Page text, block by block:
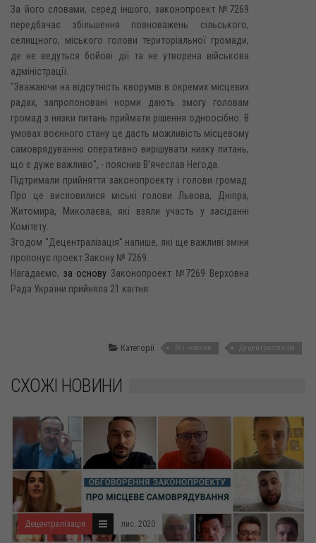
За його словами, серед іншого, законопроект №7269
передбачає збільшення повноважень сільського,
селищного, міського голови територіальної громади,
де не ведуться бойові дії та не утворена військова
адміністрації.
"Зважаючи на відсутність кворумів в окремих місцевих
радах, запропоновані норми дають змогу головам
громад з низки питань приймати рішення одноосібно. В
умовах воєнного стану це дасть можливість місцевому
самоврядуванню оперативно вирішувати низку питань,
що є дуже важливо", - пояснив В’ячеслав Негода.
Підтримали прийняття законопроекту і голови громад.
Про це висловилися міські голови Львова, Дніпра,
Житомира, Миколаєва, які взяли участь у засіданні
Комітету.
Згодом "Децентралізація" напише, які ще важливі зміни
пропонує проект Закону № 7269.
Нагадаємо, за основу Законопроект №7269 Верховна
Рада України прийняла 21 квітня.
Категорії Всі новини Децентралізація
СХОЖІ НОВИНИ
Децентралізація лис. 2020